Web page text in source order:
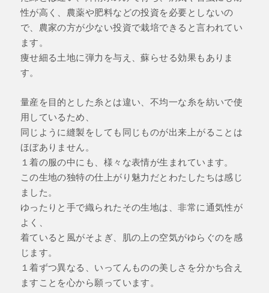
性が高く、農薬や肥料などの投資を必要としないの
で、農家の方が少ない投資で栽培できると言われてい
ます。
痩せ細る土地に弾力を与え、蘇らせる効果もありま
す。
量産を目的とした糸とは違い、不均一な糸を紡いで使
用しているため、
同じように縫製をしても同じものが出来上がることは
ほぼありません。
１着の服の中にも、様々な表情が生まれています。
この生地の独特の仕上がり魅力だとわたしたちは感じ
ました。
ゆったりと手で織られたその生地は、非常に通気性が
よく、
着ていると風がそよぎ、肌の上の空気がゆらぐのを感
じます。
１着ずつ異なる、いってんものの美しさを分かち合え
ますことを心から願っています。